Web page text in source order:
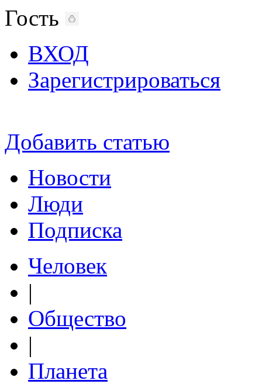
Гость
ВХОД
Зарегистрироваться
Добавить статью
Новости
Люди
Подписка
Человек
|
Общество
|
Планета